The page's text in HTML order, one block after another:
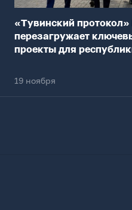
«Тувинский протокол»
перезагружает
проекты для
19 ноября